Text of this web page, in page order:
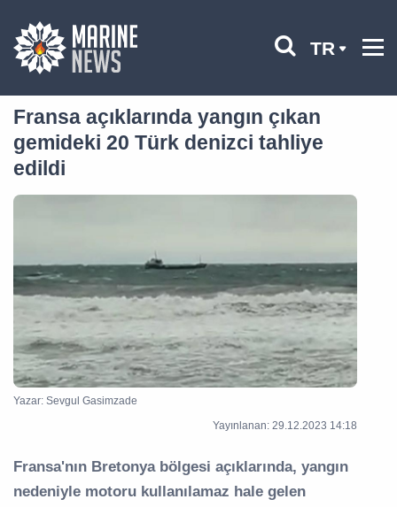
TR
Fransa açıklarında yangın çıkan
gemideki 20 Türk denizci tahliye
edildi
Yazar: Sevgul Gasimzade
Yayınlanan: 29.12.2023 14:18
Fransa'nın Bretonya bölgesi açıklarında, yangın
nedeniyle motoru kullanılamaz hale gelen